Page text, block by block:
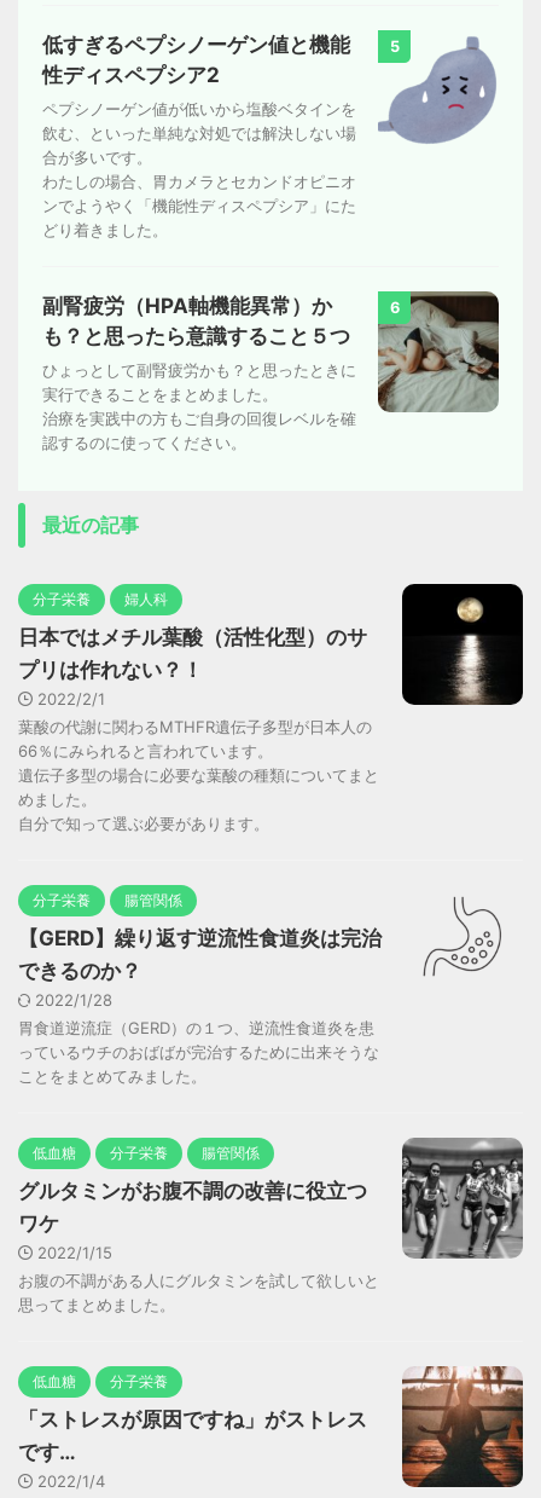
5
低すぎるペプシノーゲン値と機能
性ディスペプシア2
ペプシノーゲン値が低いから塩酸ベタインを
飲む、といった単純な対処では解決しない場
合が多いです。
わたしの場合、胃カメラとセカンドオピニオ
ンでようやく「機能性ディスペプシア」にた
どり着きました。
6
副腎疲労（HPA軸機能異常）か
も？と思ったら意識すること５つ
ひょっとして副腎疲労かも？と思ったときに
実行できることをまとめました。
治療を実践中の方もご自身の回復レベルを確
認するのに使ってください。
最近の記事
分子栄養 婦人科
日本ではメチル葉酸（活性化型）のサ
プリは作れない？！
2022/2/1
葉酸の代謝に関わるMTHFR遺伝子多型が日本人の
66％にみられると言われています。
遺伝子多型の場合に必要な葉酸の種類についてまと
めました。
自分で知って選ぶ必要があります。
分子栄養 腸管関係
【GERD】繰り返す逆流性食道炎は完治
できるのか？
2022/1/28
胃食道逆流症（GERD）の１つ、逆流性食道炎を患
っているウチのおばばが完治するために出来そうな
ことをまとめてみました。
低血糖 分子栄養 腸管関係
グルタミンがお腹不調の改善に役立つ
ワケ
2022/1/15
お腹の不調がある人にグルタミンを試して欲しいと
思ってまとめました。
低血糖 分子栄養
「ストレスが原因ですね」がストレス
です…
2022/1/4